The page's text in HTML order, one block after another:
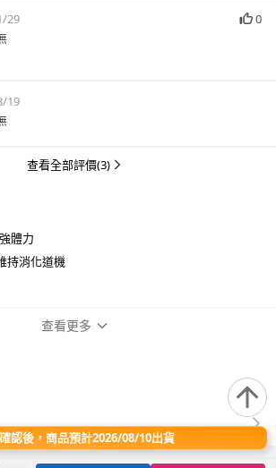
29
0
19
查看全部評價(3)
體力
持消化道機
查看更多
認後，商品預計2026/08/10出貨